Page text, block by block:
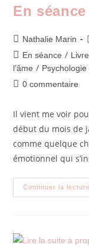
En
Nathalie Marin
En séance /
l’âme / Psychologie
0 commentaire
Il vient me voir
début du mois de
comme quelque
émotionnel qui
Continuer la lecture